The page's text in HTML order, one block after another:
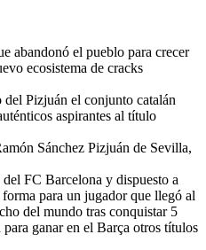
abandonó el pueblo para crecer
ecosistema de cracks
Pizjuán el conjunto catalán
aspirantes al título
Sánchez Pizjuán de Sevilla,
FC Barcelona y dispuesto a
para un jugador que llegó al
del mundo tras conquistar 5
ganar en el Barça otros títulos